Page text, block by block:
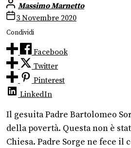
Massimo Marnetto
3 Novembre 2020
Condividi
Facebook
Twitter
Pinterest
LinkedIn
Il gesuita Padre Bartolomeo
della povertà. Questa non è
Chiesa. Padre Sorge ne fece